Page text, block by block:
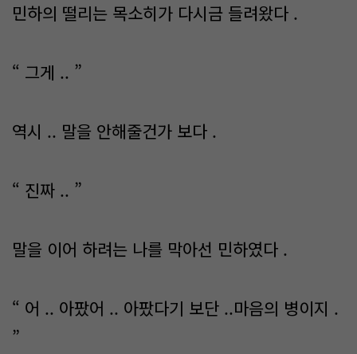
민하의 떨리는 목소히가 다시금 들려왔다 .
“ 그게 .. ”
역시 .. 말을 안해줄건가 보다 .
“ 진짜 .. ”
말을 이어 하려는 나를 막아선 민하였다 .
“ 어 .. 아팠어 .. 아팠다기 보단 ..마음의 병이지 .
”